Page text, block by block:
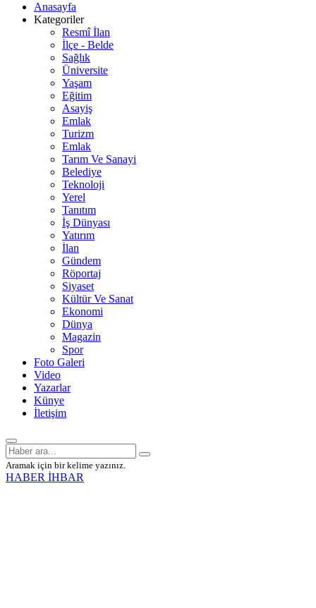
Anasayfa
Kategoriler
Resmî İlan
İlçe - Belde
Sağlık
Üniversite
Yaşam
Eğitim
Asayiş
Emlak
Turizm
Emlak
Tarım Ve Sanayi
Belediye
Teknoloji
Yerel
Tanıtım
İş Dünyası
Yatırım
İlan
Gündem
Röportaj
Siyaset
Kültür Ve Sanat
Ekonomi
Dünya
Magazin
Spor
Foto Galeri
Video
Yazarlar
Künye
İletişim
Aramak için bir kelime yazınız.
HABER İHBAR